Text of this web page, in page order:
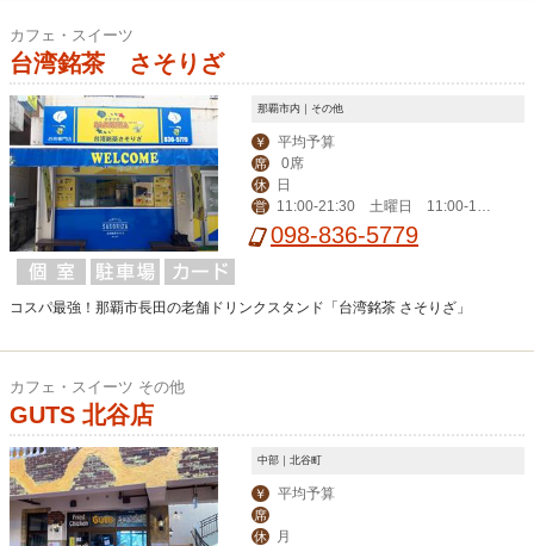
カフェ・スイーツ
台湾銘茶 さそりざ
那覇市内｜その他
￥ 平均予算
席 0席
休 日
営
11:00-21:30 土曜日 11:00-18:
30 098-836-5779
コスパ最強！那覇市長田の老舗ドリンクスタンド「台湾銘茶 さそりざ」
カフェ・スイーツ その他
GUTS 北谷店
中部｜北谷町
￥ 平均予算
席
休
月